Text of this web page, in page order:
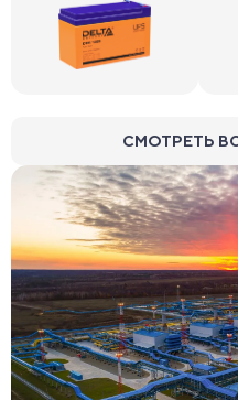
СМОТРЕТЬ